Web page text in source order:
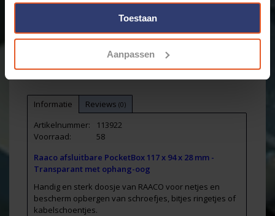
Toestaan
Aanpassen
Aan verlanglijst toevoegen
Toevoegen om te vergelijken
Afdrukken
Informatie Reviews (0)
Artikelnummer:
113922
Voorraad:
58
Raaco afsluitbare PocketBox 117 x 94 x 28 mm -
Transparant met ophang-oog
Handig en sterk doosje van RAACO voor netjes en
bescherm opbergen van schroefjes, bitjes ringetjes of
kabelschoentjes.